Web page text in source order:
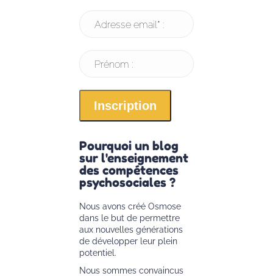
Adresse email* :
Prénom :
Pourquoi un blog
sur l'enseignement
des compétences
psychosociales ?
Nous avons créé Osmose
dans le but de permettre
aux nouvelles générations
de développer leur plein
potentiel.
Nous sommes convaincus